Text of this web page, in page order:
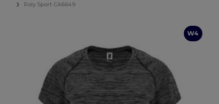
Roly Sport CA6649
W4